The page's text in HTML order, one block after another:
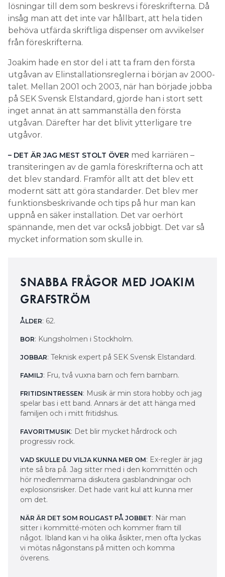
lösningar till dem som beskrevs i föreskrifterna. Då
insåg man att det inte var hållbart, att hela tiden
behöva utfärda skriftliga dispenser om avvikelser
från föreskrifterna.
Joakim hade en stor del i att ta fram den första
utgåvan av Elinstallationsreglerna i början av 2000-
talet. Mellan 2001 och 2003, när han började jobba
på SEK Svensk Elstandard, gjorde han i stort sett
inget annat än att sammanställa den första
utgåvan. Därefter har det blivit ytterligare tre
utgåvor.
– DET ÄR JAG MEST STOLT ÖVER med karriären –
transiteringen av de gamla föreskrifterna och att
det blev standard. Framför allt att det blev ett
modernt sätt att göra standarder. Det blev mer
funktionsbeskrivande och tips på hur man kan
uppnå en säker installation. Det var oerhört
spännande, men det var också jobbigt. Det var så
mycket information som skulle in.
SNABBA FRÅGOR MED JOAKIM
GRAFSTRÖM
ÅLDER: 62.
BOR: Kungsholmen i Stockholm.
JOBBAR: Teknisk expert på SEK Svensk Elstandard.
FAMILJ: Fru, två vuxna barn och fem barnbarn.
FRITIDSINTRESSEN: Musik är min stora hobby och jag
spelar bas i ett band. Annars är det att hänga med
familjen och i mitt fritidshus.
FAVORITMUSIK: Det blir mycket hårdrock och
progressiv rock.
VAD SKULLE DU VILJA KUNNA MER OM: Ex-regler är jag
inte så bra på. Jag sitter med i den kommittén och
hör medlemmarna diskutera gasblandningar och
explosionsrisker. Det hade varit kul att kunna mer
om det.
NÄR ÄR DET SOM ROLIGAST PÅ JOBBET: När man
sitter i kommitté-möten och kommer fram till
något. Ibland kan vi ha olika åsikter, men ofta lyckas
vi mötas någonstans på mitten och komma
överens.